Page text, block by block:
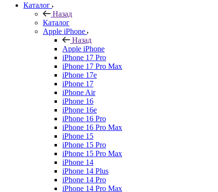
Каталог
Назад
Каталог
Apple iPhone
Назад
Apple iPhone
iPhone 17 Pro
iPhone 17 Pro Max
iPhone 17e
iPhone 17
iPhone Air
iPhone 16
iPhone 16e
iPhone 16 Pro
iPhone 16 Pro Max
iPhone 15
iPhone 15 Pro
iPhone 15 Pro Max
iPhone 14
iPhone 14 Plus
iPhone 14 Pro
iPhone 14 Pro Max